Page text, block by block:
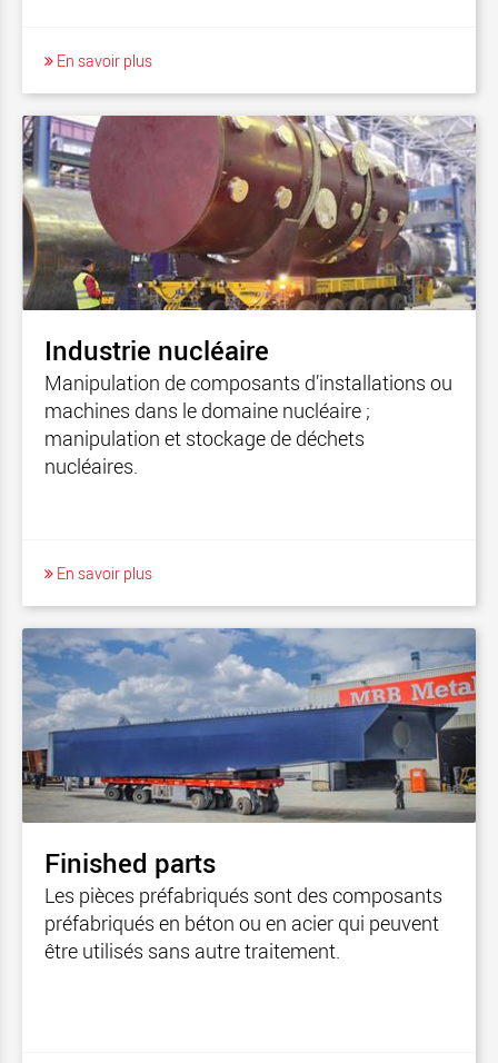
En savoir plus
Industrie nucléaire
Manipulation de composants d’installations ou
machines dans le domaine nucléaire ;
manipulation et stockage de déchets
nucléaires.
En savoir plus
Finished parts
Les pièces préfabriqués sont des composants
préfabriqués en béton ou en acier qui peuvent
être utilisés sans autre traitement.